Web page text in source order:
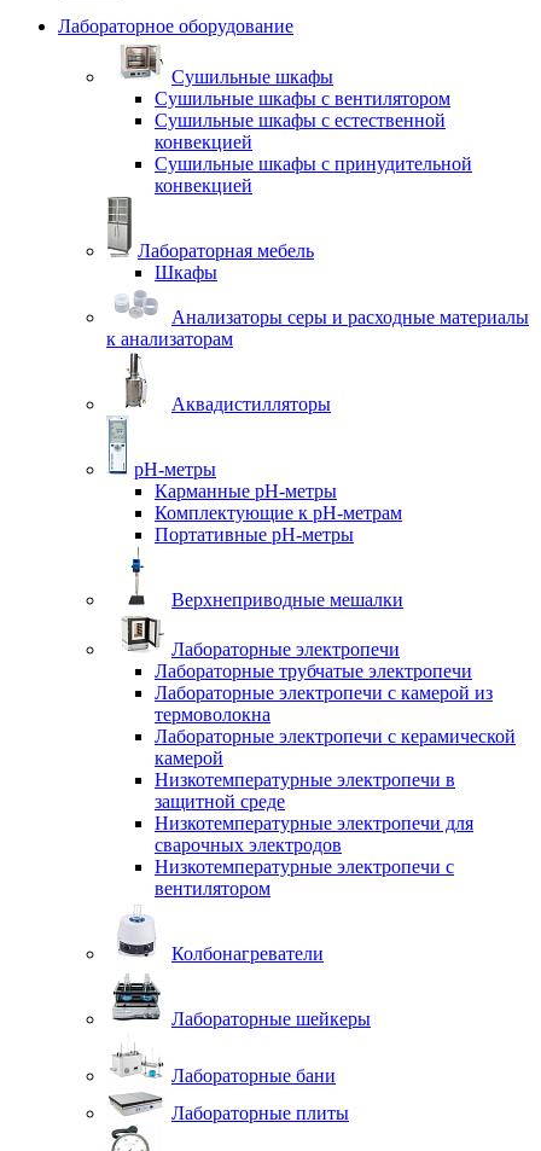
Лабораторное оборудование
Cушильные шкафы
Сушильные шкафы с вентилятором
Сушильные шкафы с естественной
конвекцией
Сушильные шкафы с принудительной
конвекцией
Лабораторная мебель
Шкафы
Анализаторы серы и расходные материалы
к анализаторам
Аквадистилляторы
pH-метры
Карманные pH-метры
Комплектующие к pH-метрам
Портативные pH-метры
Верхнеприводные мешалки
Лабораторные электропечи
Лабораторные трубчатые электропечи
Лабораторные электропечи с камерой из
термоволокна
Лабораторные электропечи с керамической
камерой
Низкотемпературные электропечи в
защитной среде
Низкотемпературные электропечи для
cварочных электродов
Низкотемпературные электропечи с
вентилятором
Колбонагреватели
Лабораторные шейкеры
Лабораторные бани
Лабораторные плиты